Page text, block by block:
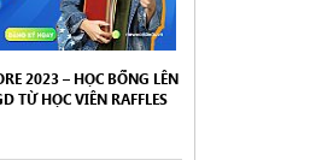
2023 – HỌC BỔNG LÊN
TỪ HỌC VIÊN RAFFLES